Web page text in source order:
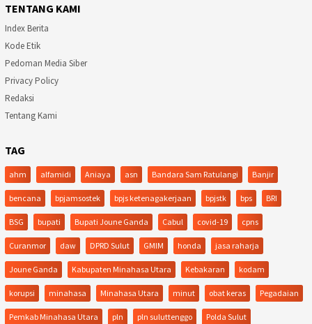
TENTANG KAMI
Index Berita
Kode Etik
Pedoman Media Siber
Privacy Policy
Redaksi
Tentang Kami
TAG
ahm alfamidi Aniaya asn Bandara Sam Ratulangi Banjir
bencana bpjamsostek bpjs ketenagakerjaan bpjstk bps BRI
BSG bupati Bupati Joune Ganda Cabul covid-19 cpns
Curanmor daw DPRD Sulut GMIM honda jasa raharja
Joune Ganda Kabupaten Minahasa Utara Kebakaran kodam
korupsi minahasa Minahasa Utara minut obat keras Pegadaian
Pemkab Minahasa Utara pln pln suluttenggo Polda Sulut